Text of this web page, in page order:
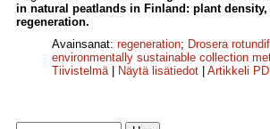
in natural peatlands in Finland: plant density,
regeneration.
Avainsanat: regeneration; Drosera
environmentally sustainable collection
Tiivistelmä| Näytä lisätiedot Artikkeli